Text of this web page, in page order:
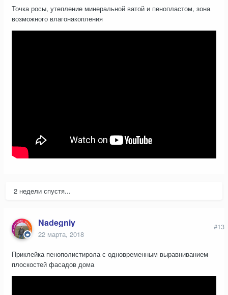
Точка росы, утепление минеральной ватой и пенопластом, зона
возможного влагонакопления
2 недели спустя...
Nadegniy
22 марта, 2018
#13
Приклейка пенополистирола с одновременным выравниванием
плоскостей фасадов дома